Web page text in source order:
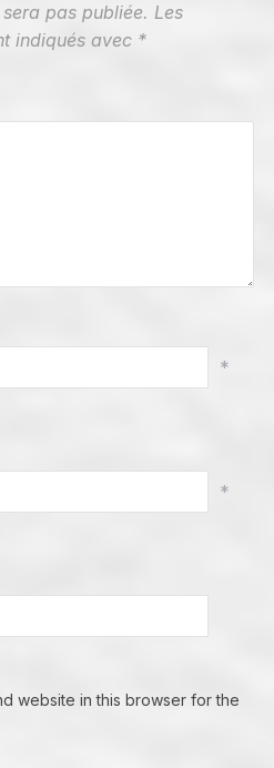
pas publiée. Les
indiqués avec *
*
*
website in this browser for the